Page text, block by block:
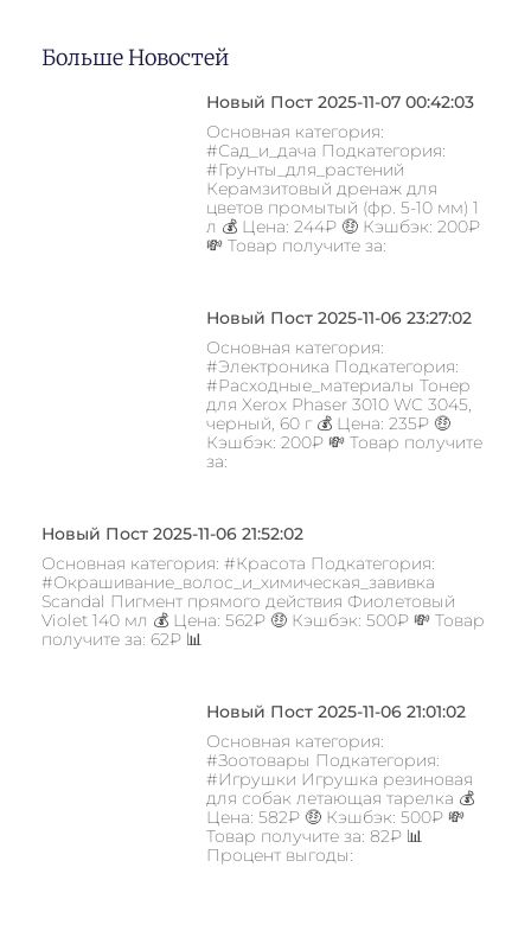
Больше Новостей
Новый Пост 2025-11-07 00:42:03
Основная категория:
#Сад_и_дача Подкатегория:
#Грунты_для_растений
Керамзитовый дренаж для
цветов промытый (фр. 5-10 мм) 1
л 💰 Цена: 244₽ 🤑 Кэшбэк: 200₽
💸 Товар получите за:
Новый Пост 2025-11-06 23:27:02
Основная категория:
#Электроника Подкатегория:
#Расходные_материалы Тонер
для Xerox Phaser 3010 WC 3045,
черный, 60 г 💰 Цена: 235₽ 🤑
Кэшбэк: 200₽ 💸 Товар получите
за:
Новый Пост 2025-11-06 21:52:02
Основная категория: #Красота Подкатегория:
#Окрашивание_волос_и_химическая_завивка
Scandal Пигмент прямого действия Фиолетовый
Violet 140 мл 💰 Цена: 562₽ 🤑 Кэшбэк: 500₽ 💸 Товар
получите за: 62₽ 📊
Новый Пост 2025-11-06 21:01:02
Основная категория:
#Зоотовары Подкатегория:
#Игрушки Игрушка резиновая
для собак летающая тарелка 💰
Цена: 582₽ 🤑 Кэшбэк: 500₽ 💸
Товар получите за: 82₽ 📊
Процент выгоды: